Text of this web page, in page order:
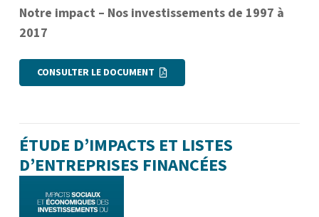
Notre impact – Nos investissements de 1997 à
2017
CONSULTER LE DOCUMENT
ÉTUDE D’IMPACTS ET LISTES
D’ENTREPRISES FINANCÉES